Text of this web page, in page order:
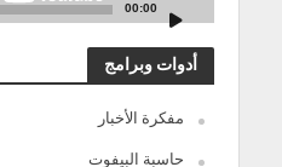
00:00
أدوات وبرامج
مفكرة الأخبار
حاسبة البيفوت